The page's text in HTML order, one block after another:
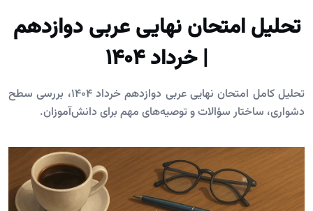
تحلیل امتحان نهایی عربی دوازدهم
| خرداد ۱۴۰۴
تحلیل کامل امتحان نهایی عربی دوازدهم خرداد ۱۴۰۴، بررسی سطح
دشواری، ساختار سؤالات و توصیه‌های مهم برای دانش‌آموزان.